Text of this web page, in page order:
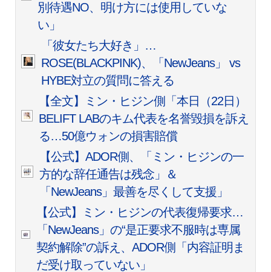
別待遇NO、明け方には使用していな
い」
「彼女たち大好き」…
ROSE(BLACKPINK)、「NewJeans」 vs
HYBE対立の質問に答える
【全文】ミン・ヒジン側「本日（22日）
BELIFT LABのキム代表を名誉毀損を訴え
る…50億ウォンの損害賠償
【公式】ADOR側、「ミン・ヒジンの一
方的な辞任通告は残念」＆
「NewJeans」最善を尽くして支援」
【公式】ミン・ヒジンの代表復帰要求…
「NewJeans」の“是正要求不服時は専属
契約解除”の訴え、ADOR側「内容証明ま
だ受け取っていない」